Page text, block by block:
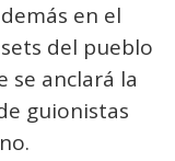
en el
del pueblo
se anclará la
guionistas